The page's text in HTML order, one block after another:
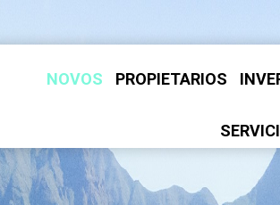
NOVOS PROPIETARIOS